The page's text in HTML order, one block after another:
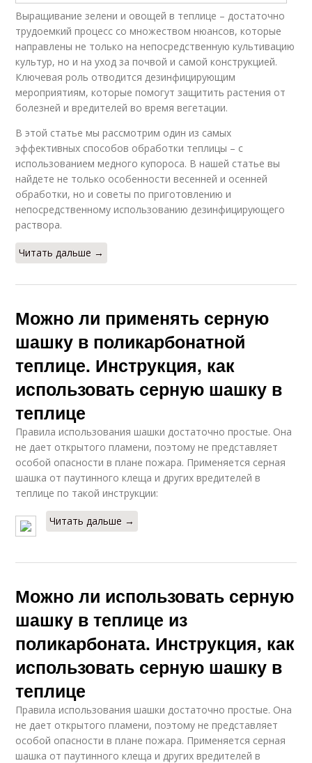
Выращивание зелени и овощей в теплице – достаточно
трудоемкий процесс со множеством нюансов, которые
направлены не только на непосредственную культивацию
культур, но и на уход за почвой и самой конструкцией.
Ключевая роль отводится дезинфицирующим
мероприятиям, которые помогут защитить растения от
болезней и вредителей во время вегетации.
В этой статье мы рассмотрим один из самых
эффективных способов обработки теплицы – с
использованием медного купороса. В нашей статье вы
найдете не только особенности весенней и осенней
обработки, но и советы по приготовлению и
непосредственному использованию дезинфицирующего
раствора.
Читать дальше →
Можно ли применять серную
шашку в поликарбонатной
теплице. Инструкция, как
использовать серную шашку в
теплице
Правила использования шашки достаточно простые. Она
не дает открытого пламени, поэтому не представляет
особой опасности в плане пожара. Применяется серная
шашка от паутинного клеща и других вредителей в
теплице по такой инструкции:
Читать дальше →
Можно ли использовать серную
шашку в теплице из
поликарбоната. Инструкция, как
использовать серную шашку в
теплице
Правила использования шашки достаточно простые. Она
не дает открытого пламени, поэтому не представляет
особой опасности в плане пожара. Применяется серная
шашка от паутинного клеща и других вредителей в